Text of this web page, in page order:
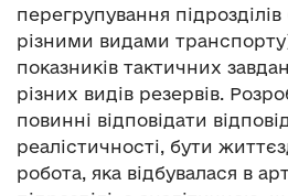
перегрупування
різними видами
показників тактичних
різних видів резервів.
повинні відповідати
реалістичності, бути
робота, яка відбувалася в